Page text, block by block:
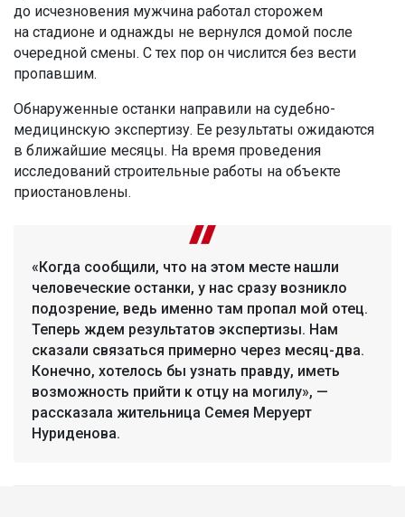
до исчезновения мужчина работал сторожем
на стадионе и однажды не вернулся домой после
очередной смены. С тех пор он числится без вести
пропавшим.
Обнаруженные останки направили на судебно-
медицинскую экспертизу. Ее результаты ожидаются
в ближайшие месяцы. На время проведения
исследований строительные работы на объекте
приостановлены.
«Когда сообщили, что на этом месте нашли
человеческие останки, у нас сразу возникло
подозрение, ведь именно там пропал мой отец.
Теперь ждем результатов экспертизы. Нам
сказали связаться примерно через месяц-два.
Конечно, хотелось бы узнать правду, иметь
возможность прийти к отцу на могилу», —
рассказала жительница Семея Меруерт
Нуриденова.